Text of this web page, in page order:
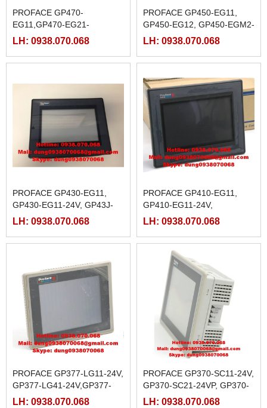
PROFACE GP470-
EG11,GP470-EG21-
24VP,GP470-EG31-24V,
LH: 0938.070.068
PROFACE GP450-EG11,
GP450-EG12, GP450-EGM2-
220,
LH: 0938.070.068
PROFACE GP430-EG11,
GP430-EG11-24V, GP43J-
EG11, GP43J-EGE1-220
LH: 0938.070.068
PROFACE GP410-EG11,
GP410-EG11-24V,
LH: 0938.070.068
PROFACE GP377-LG11-24V,
GP377-LG41-24V,GP377-
SC11-24V,GP377-SC41-24V
LH: 0938.070.068
PROFACE GP370-SC11-24V,
GP370-SC21-24VP, GP370-
SC31-24VP, GP370-SC41-
LH: 0938.070.068